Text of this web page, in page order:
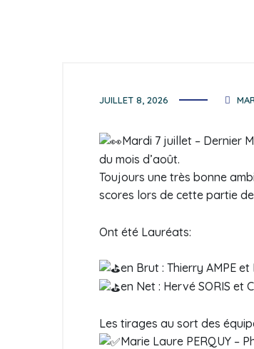
JUILLET 8, 2026
Mardi 7 juillet – Dernier
du mois d’août.
Toujours une très bonne
scores lors de cette partie
Ont été Lauréats:
en Brut : Thierry AMPE
en Net : Hervé SORIS et
Les tirages au sort des
Marie Laure PERQUY –